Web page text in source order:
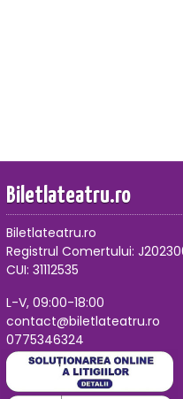
Biletlateatru.ro
Biletlateatru.ro
Registrul Comertului:
CUI: 31112535
L-V, 09:00-18:00
contact@biletlateatru.ro
0775346324